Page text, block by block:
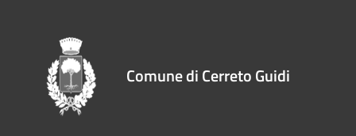
Comune di Cerreto Guidi